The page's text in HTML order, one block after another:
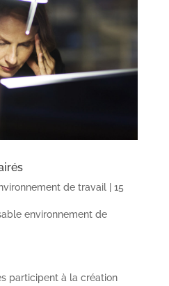
de travail| 15
environnement de
participent à la création